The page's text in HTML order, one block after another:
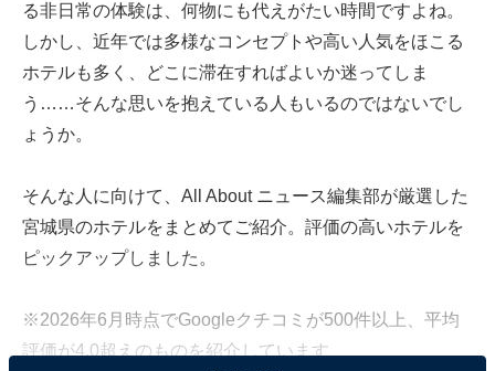
る非日常の体験は、何物にも代えがたい時間ですよね。
しかし、近年では多様なコンセプトや高い人気をほこる
ホテルも多く、どこに滞在すればよいか迷ってしま
う……そんな思いを抱えている人もいるのではないでし
ょうか。
そんな人に向けて、All About ニュース編集部が厳選した
宮城県のホテルをまとめてご紹介。評価の高いホテルを
ピックアップしました。
※2026年6月時点でGoogleクチコミが500件以上、平均
評価が4.0超えのものを紹介しています